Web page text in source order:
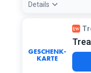
Details
Angebotsdetails:
Bedingungen:
Nur bei
GESCHENK-
KARTE